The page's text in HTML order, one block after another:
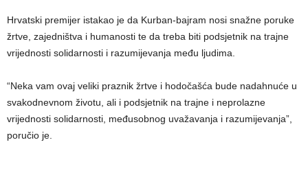
Hrvatski premijer istakao je da Kurban-bajram nosi snažne poruke
žrtve, zajedništva i humanosti te da treba biti podsjetnik na trajne
vrijednosti solidarnosti i razumijevanja među ljudima.
“Neka vam ovaj veliki praznik žrtve i hodočašća bude nadahnuće u
svakodnevnom životu, ali i podsjetnik na trajne i neprolazne
vrijednosti solidarnosti, međusobnog uvažavanja i razumijevanja”,
poručio je.